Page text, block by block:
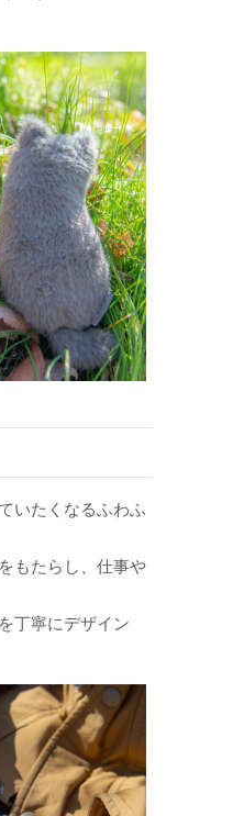
いたくなるふわふ
もたらし、仕事や
丁寧にデザイン